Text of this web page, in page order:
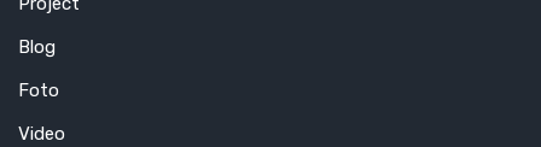
Blog
Foto
Video